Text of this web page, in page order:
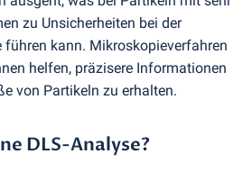
zu Unsicherheiten bei der
führen kann. Mikroskopieverfahren
helfen, präzisere Informationen
von Partikeln zu erhalten.
DLS-Analyse?